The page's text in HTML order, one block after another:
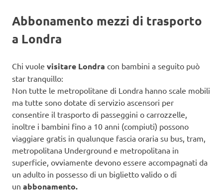
Abbonamento mezzi di trasporto
a Londra
Chi vuole visitare Londra con bambini a seguito può
star tranquillo:
Non tutte le metropolitane di Londra hanno scale mobili
ma tutte sono dotate di servizio ascensori per
consentire il trasporto di passeggini o carrozzelle,
inoltre i bambini fino a 10 anni (compiuti) possono
viaggiare gratis in qualunque fascia oraria su bus, tram,
metropolitana Underground e metropolitana in
superficie, ovviamente devono essere accompagnati da
un adulto in possesso di un biglietto valido o di
un abbonamento.